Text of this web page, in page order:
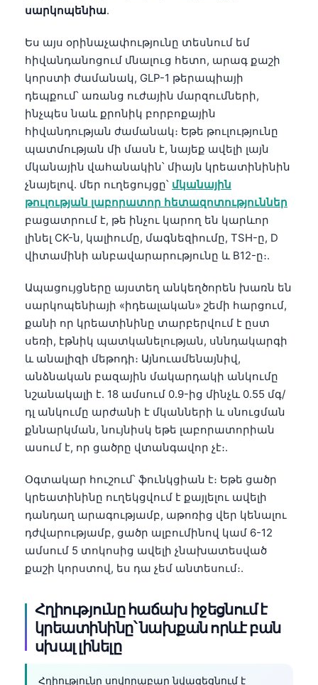
սարկոպենիա.
Ես այս օրինաչափությունը տեսնում եմ
հիվանդանոցում մնալուց հետո, արագ քաշի
կորստի ժամանակ, GLP-1 թերապիայի
դեպքում՝ առանց ուժային մարզումների,
ինչպես նաև քրոնիկ բորբոքային
հիվանդության ժամանակ։ Եթե թուլությունը
պատմության մի մասն է, նայեք ավելի լայն
մկանային վահանակին՝ միայն կրեատինինին
չնայելով. մեր ուղեցույցը՝ մկանային
թուլության լաբորատոր հետազոտություններ
բացատրում է, թե ինչու կարող են կարևոր
լինել CK-ն, կալիումը, մագնեզիումը, TSH-ը, D
վիտամինի անբավարարությունը և B12-ը։.
Ապացույցները այստեղ անկեղծորեն խառն են
սարկոպենիայի «իդեալական» շեմի հարցում,
քանի որ կրեատինինը տարբերվում է ըստ
սեռի, էթնիկ պատկանելության, սննդակարգի
և անալիզի մեթոդի։ Այնուամենայնիվ,
անձնական բազային մակարդակի անկումը
նշանակալի է. 18 ամսում 0.9-ից մինչև 0.55 մգ/
դլ անկումը արժանի է մկանների և սնուցման
քննարկման, նույնիսկ եթե լաբորատորիան
ասում է, որ ցածրը վտանգավոր չէ։.
Օգտակար հուշում՝ ֆունկցիան է։ Եթե ցածր
կրեատինինը ուղեկցվում է քայլելու ավելի
դանդաղ արագությամբ, աթոռից վեր կենալու
դժվարությամբ, ցածր ալբումինով կամ 6-12
ամսում 5 տոկոսից ավելի չնախատեսված
քաշի կորստով, ես դա չեմ անտեսում։.
Հղիությունը հաճախ իջեցնում է
կրեատինինը՝ նախքան որևէ բան
սխալ լինելը
Հղիությունը սովորաբար նվազեցնում է